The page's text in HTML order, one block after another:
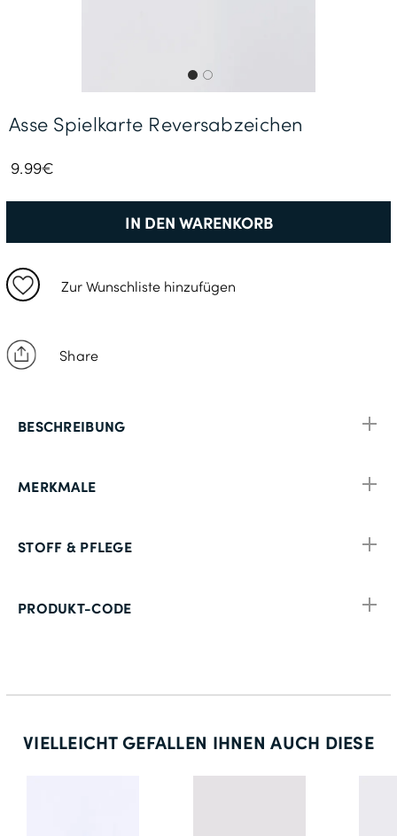
9.99€
IN DEN WARENKORB
Zur Wunschliste hinzufügen
Share
Asse Spielkarte Reversabzeichen
MERKMALE
BESCHREIBUNG
STOFF & PFLEGE
PRODUKT-CODE
VIELLEICHT GEFALLEN IHNEN AUCH DIESE